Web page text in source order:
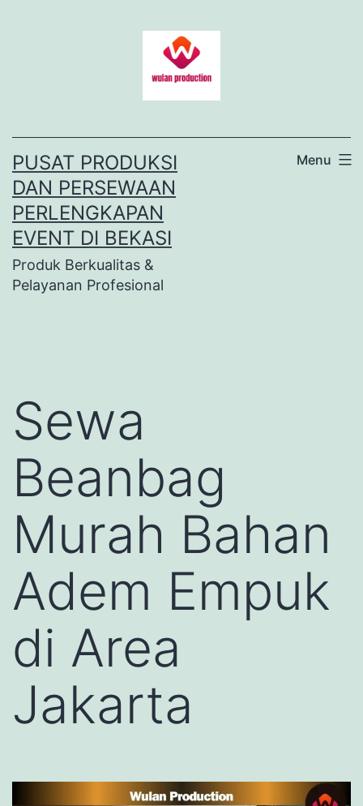
PUSAT PRODUKSI
DAN PERSEWAAN
PERLENGKAPAN
EVENT DI BEKASI
Produk Berkualitas &
Pelayanan Profesional
Menu
Sewa
Beanbag
Murah Bahan
Adem Empuk
di Area
Jakarta